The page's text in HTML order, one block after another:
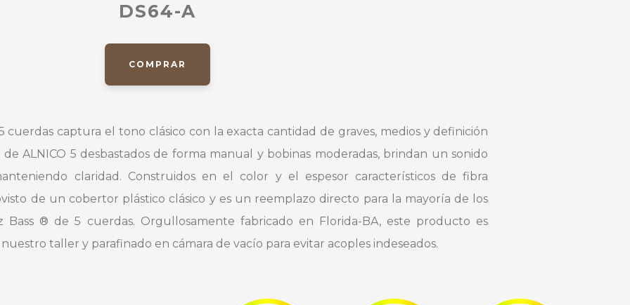
DS64-A
COMPRAR
cuerdas captura el tono clásico con la exacta cantidad de graves, medios y definición
ALNICO 5 desbastados de forma manual y bobinas moderadas, brindan un sonido
claridad. Construidos en el color y el espesor característicos de fibra
de un cobertor plástico clásico y es un reemplazo directo para la mayoría de los
Bass ® de 5 cuerdas. Orgullosamente fabricado en Florida-BA, este producto es
taller y parafinado en cámara de vacío para evitar acoples indeseados.